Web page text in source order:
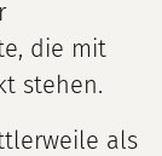
die mit
stehen.
als